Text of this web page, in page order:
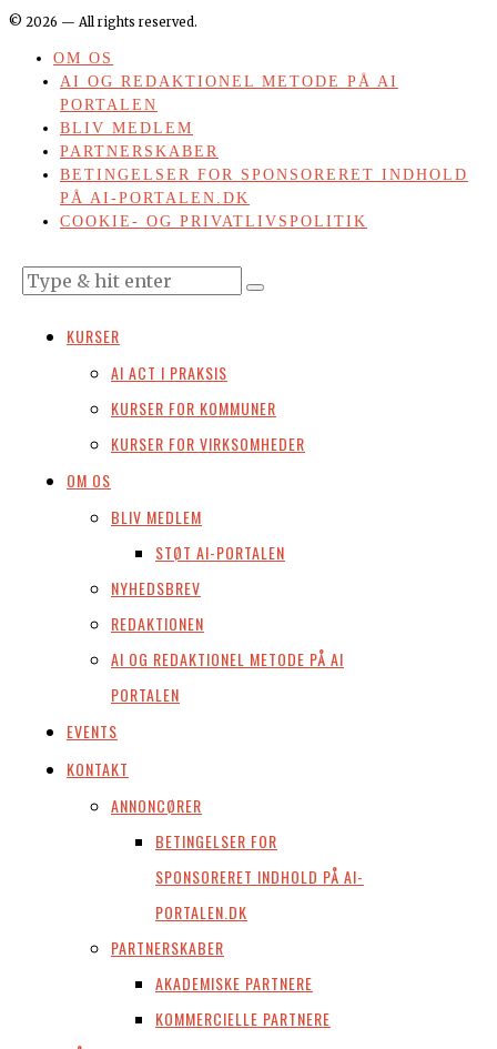
© 2026 — All rights reserved.
OM OS
AI OG REDAKTIONEL METODE PÅ AI
PORTALEN
BLIV MEDLEM
PARTNERSKABER
BETINGELSER FOR SPONSORERET INDHOLD
PÅ AI-PORTALEN.DK
COOKIE- OG PRIVATLIVSPOLITIK
KURSER
AI ACT I PRAKSIS
KURSER FOR KOMMUNER
KURSER FOR VIRKSOMHEDER
OM OS
BLIV MEDLEM
STØT AI-PORTALEN
NYHEDSBREV
REDAKTIONEN
AI OG REDAKTIONEL METODE PÅ AI
PORTALEN
EVENTS
KONTAKT
ANNONCØRER
BETINGELSER FOR
SPONSORERET INDHOLD PÅ AI-
PORTALEN.DK
PARTNERSKABER
AKADEMISKE PARTNERE
KOMMERCIELLE PARTNERE